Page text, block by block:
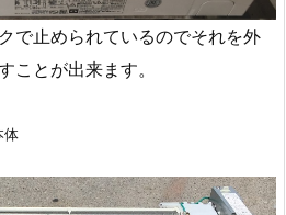
で止められているのでそれを外
ことが出来ます。
体